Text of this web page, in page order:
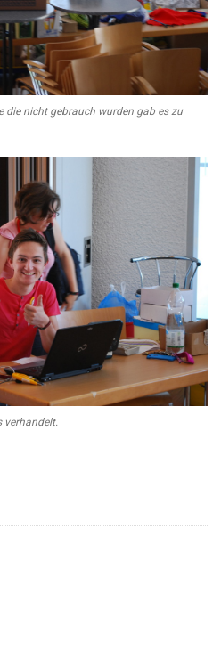
nicht gebrauch wurden gab es zu
verhandelt.